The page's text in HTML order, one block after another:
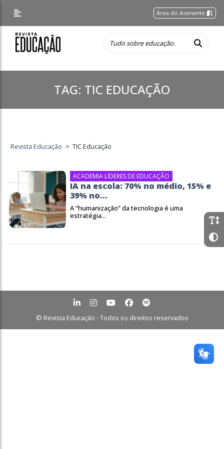
Área do Assinante
TAG: TIC EDUCAÇÃO
Revista Educação > TIC Educação
ACADEMIA LÍDERES DE EDUCAÇÃO
IA na escola: 70% no médio, 15% e
39% no...
A “humanização” da tecnologia é uma
estratégia...
© Revista Educação - Todos os direitos reservados